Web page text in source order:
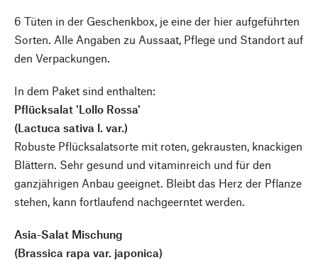
6 Tüten in der Geschenkbox, je eine der hier aufgeführten
Sorten. Alle Angaben zu Aussaat, Pflege und Standort auf
den Verpackungen.
In dem Paket sind enthalten:
Pflücksalat 'Lollo Rossa'
(Lactuca sativa l. var.)
Robuste Pflücksalatsorte mit roten, gekrausten, knackigen
Blättern. Sehr gesund und vitaminreich und für den
ganzjährigen Anbau geeignet. Bleibt das Herz der Pflanze
stehen, kann fortlaufend nachgeerntet werden.
Asia-Salat Mischung
(Brassica rapa var. japonica)